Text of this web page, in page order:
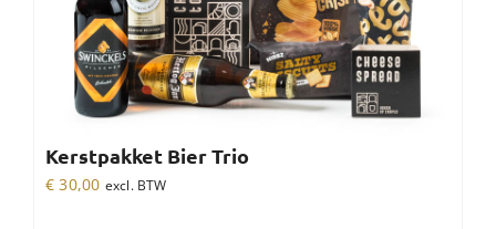
Kerstpakket Bier Trio
€ 30,00 excl. BTW